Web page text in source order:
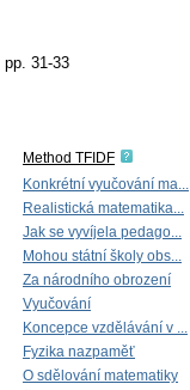
pp. 31-33
Method TFIDF
Konkrétní vyučování ma...
Realistická matematika...
Jak se vyvíjela pedago...
Mohou státní školy obs...
Za národního obrození
Vyučování
Koncepce vzdělávání v ...
Fyzika nazpaměť
O sdělování matematiky